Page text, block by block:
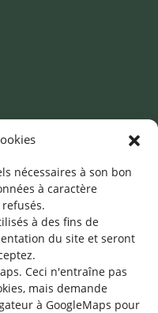
nécessaires à son bon
à caractère
à des fins de
du site et seront
Ceci n'entraîne pas
mais demande
à GoogleMaps pour